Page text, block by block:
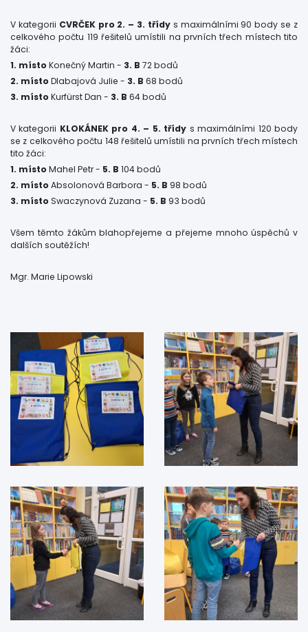
V kategorii CVRČEK pro 2. – 3. třídys maximálními 90 body se z
celkového počtu 119 řešitelů umístili na prvních třech místech tito
žáci:
1. místo Konečný Martin - 3. B 72 bodů
2. místo Dlabajová Julie - 3. B 68 bodů
3. místo Kurfürst Dan - 3. B 64 bodů
V kategorii KLOKÁNEK pro 4. – 5. třídy s maximálními 120 body
se z celkového počtu 148 řešitelů umístili na prvních třech místech
tito žáci:
1. místo Mahel Petr - 5. B 104 bodů
2. místo Absolonová Barbora - 5. B 98 bodů
3. místo Swaczynová Zuzana - 5. B 93 bodů
Všem těmto žákům blahopřejeme a přejeme mnoho úspěchů v
dalších soutěžích!
Mgr. Marie Lipowski